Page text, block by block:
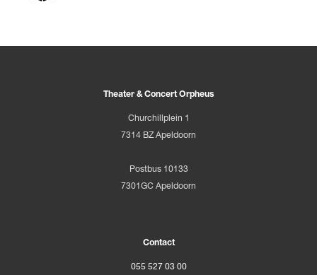
Theater & Concert Orpheus
Churchillplein 1
7314 BZ Apeldoorn
Postbus 10133
7301GC Apeldoorn
Contact
055 527 03 00